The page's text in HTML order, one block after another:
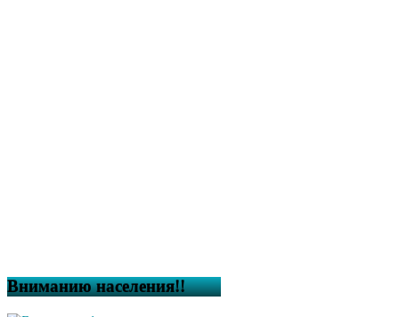
Вниманию населения!!